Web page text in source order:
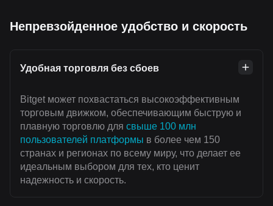
Непревзойденное удобство и скорость
Удобная торговля без сбоев
Bitget может похвастаться высокоэффективным
торговым движком, обеспечивающим быструю и
плавную торговлю для свыше 100 млн
пользователей платформы в более чем 150
странах и регионах по всему миру, что делает ее
идеальным выбором для тех, кто ценит
надежность и скорость.